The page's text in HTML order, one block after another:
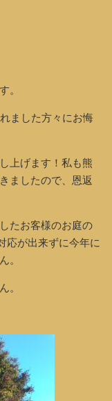
。
ました方々にお悔
上げます！私も熊
ましたので、恩返
たお客様のお庭の
応が出来ずに今年に
。
。